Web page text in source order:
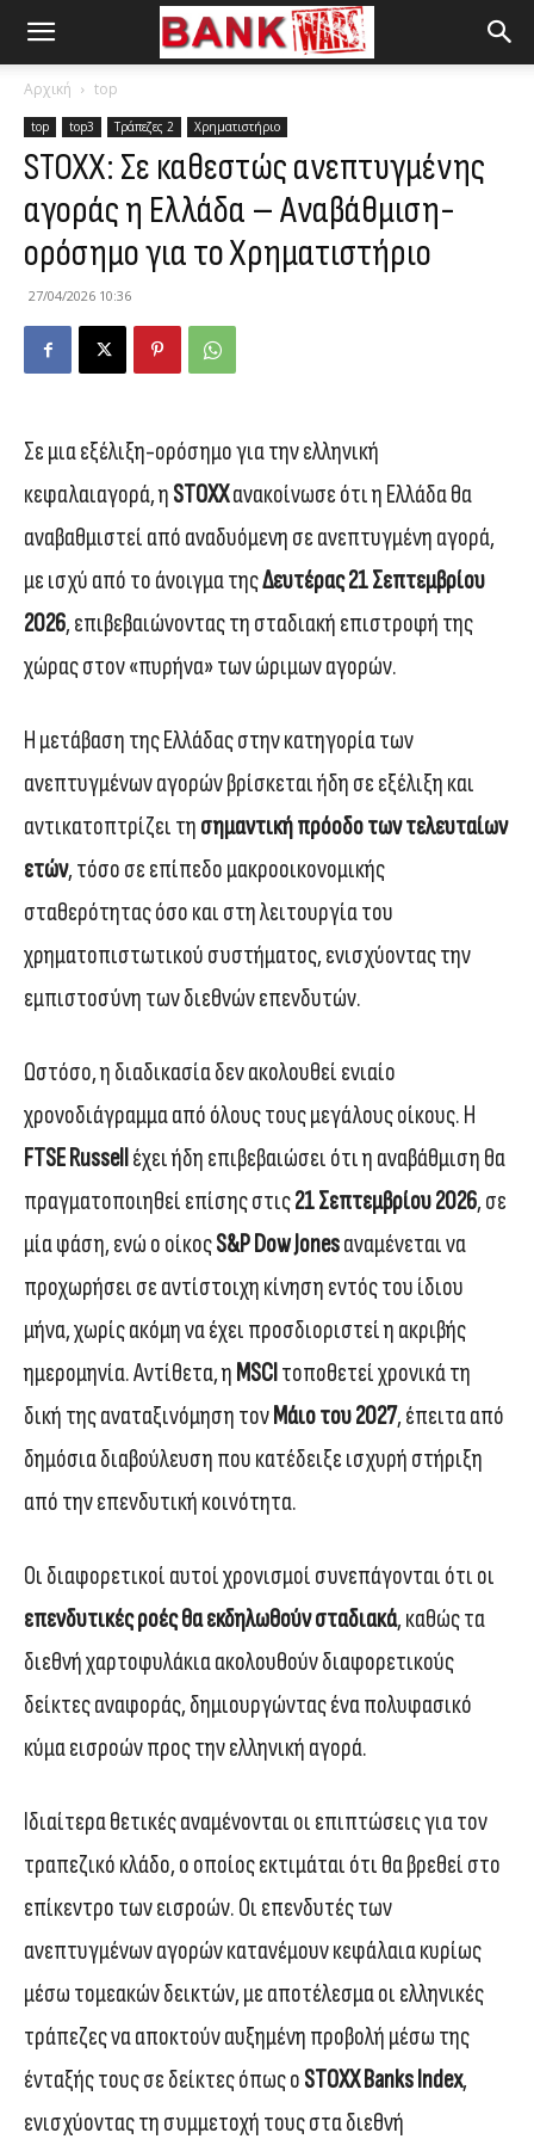
Αρχική top
top top3 Τράπεζες 2 Χρηματιστήριο
STOXX: Σε καθεστώς ανεπτυγμένης
αγοράς η Ελλάδα – Αναβάθμιση-
ορόσημο για το Χρηματιστήριο
27/04/2026 10:36
Σε μια εξέλιξη-ορόσημο για την ελληνική
κεφαλαιαγορά, η STOXXανακοίνωσε ότι η Ελλάδα θα
αναβαθμιστεί από αναδυόμενη σε ανεπτυγμένη αγορά,
με ισχύ από το άνοιγμα τηςΔευτέρας 21 Σεπτεμβρίου
2026, επιβεβαιώνοντας τη σταδιακή επιστροφή της
χώρας στον «πυρήνα» των ώριμων αγορών.
Η μετάβαση της Ελλάδας στην κατηγορία των
ανεπτυγμένων αγορών βρίσκεται ήδη σε εξέλιξη και
αντικατοπτρίζει τη σημαντική πρόοδο των τελευταίων
ετών, τόσο σε επίπεδο μακροοικονομικής
σταθερότητας όσο και στη λειτουργία του
χρηματοπιστωτικού συστήματος, ενισχύοντας την
εμπιστοσύνη των διεθνών επενδυτών.
Ωστόσο, η διαδικασία δεν ακολουθεί ενιαίο
χρονοδιάγραμμα από όλους τους μεγάλους οίκους. Η
FTSE Russellέχει ήδη επιβεβαιώσει ότι η αναβάθμιση θα
πραγματοποιηθεί επίσης στις21 Σεπτεμβρίου 2026, σε
μία φάση, ενώ ο οίκοςS&P Dow Jonesαναμένεται να
προχωρήσει σε αντίστοιχη κίνηση εντός του ίδιου
μήνα, χωρίς ακόμη να έχει προσδιοριστεί η ακριβής
ημερομηνία. Αντίθετα, η MSCIτοποθετεί χρονικά τη
δική της αναταξινόμηση τονΜάιο του 2027, έπειτα από
δημόσια διαβούλευση που κατέδειξε ισχυρή στήριξη
από την επενδυτική κοινότητα.
Οι διαφορετικοί αυτοί χρονισμοί συνεπάγονται ότι οι
επενδυτικές ροές θα εκδηλωθούν σταδιακά, καθώς τα
διεθνή χαρτοφυλάκια ακολουθούν διαφορετικούς
δείκτες αναφοράς, δημιουργώντας ένα πολυφασικό
κύμα εισροών προς την ελληνική αγορά.
Ιδιαίτερα θετικές αναμένονται οι επιπτώσεις για τον
τραπεζικό κλάδο, ο οποίος εκτιμάται ότι θα βρεθεί στο
επίκεντρο των εισροών. Οι επενδυτές των
ανεπτυγμένων αγορών κατανέμουν κεφάλαια κυρίως
μέσω τομεακών δεικτών, με αποτέλεσμα οι ελληνικές
τράπεζες να αποκτούν αυξημένη προβολή μέσω της
ένταξής τους σε δείκτες όπως ο STOXX Banks Index,
ενισχύοντας τη συμμετοχή τους στα διεθνή